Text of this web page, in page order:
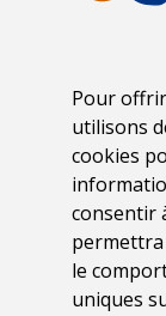
Pour
utilisons
cookies
consentir
permettra
le
uniques
des
du